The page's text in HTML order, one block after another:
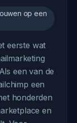
op een
eerste wat
een van de
een
honderden
en